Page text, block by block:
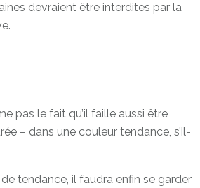
devraient être interdites par la
pas le fait qu’il faille aussi être
– dans une couleur tendance, s’il-
de tendance, il faudra enfin se garder